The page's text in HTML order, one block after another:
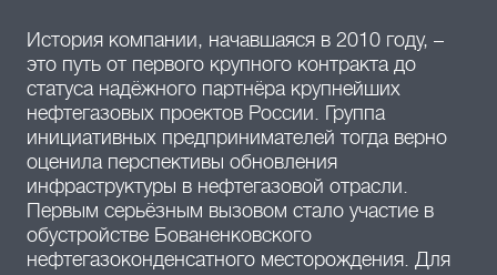
История компании, начавшаяся в 2010 году, –
это путь от первого крупного контракта до
статуса надёжного партнёра крупнейших
нефтегазовых проектов России. Группа
инициативных предпринимателей тогда верно
оценила перспективы обновления
инфраструктуры в нефтегазовой отрасли.
Первым серьёзным вызовом стало участие в
обустройстве Бованенковского
нефтегазоконденсатного месторождения. Для